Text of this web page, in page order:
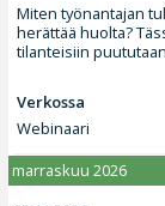
Miten työnantajan
herättää huolta?
tilanteisiin
Verkossa
Webinaari
marraskuu 2026